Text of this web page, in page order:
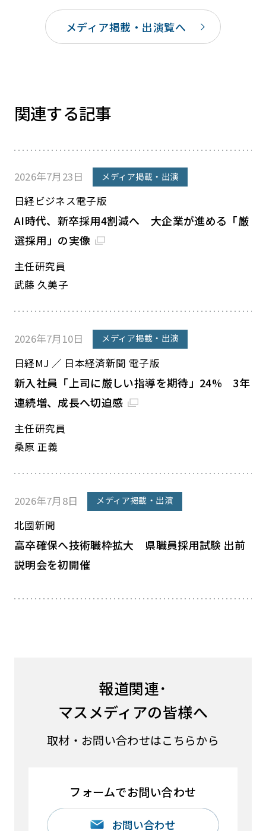
メディア掲載・出演覧へ
関連する記事
2026年7月23日 メディア掲載・出演
日経ビジネス電子版
AI時代、新卒採用4割減へ 大企業が進める「厳
選採用」の実像
主任研究員
武藤 久美子
2026年7月10日 メディア掲載・出演
日経MJ ／ 日本経済新聞 電子版
新入社員「上司に厳しい指導を期待」24% 3年
連続増、成長へ切迫感
主任研究員
桑原 正義
2026年7月8日 メディア掲載・出演
北國新聞
高卒確保へ技術職枠拡大 県職員採用試験 出前
説明会を初開催
報道関連･
マスメディアの皆様へ
取材・お問い合わせはこちらから
フォームでお問い合わせ
お問い合わせ